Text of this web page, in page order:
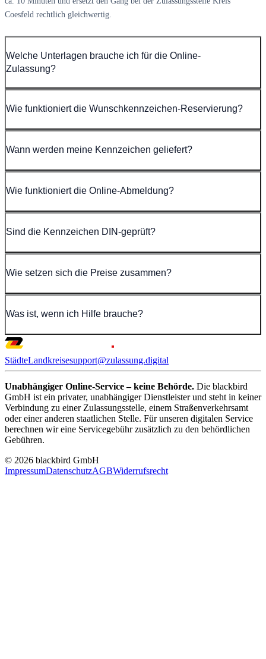
Coesfeld rechtlich gleichwertig.
Welche Unterlagen brauche ich für die Online-
Zulassung?
Wie funktioniert die Wunschkennzeichen-Reservierung?
Wann werden meine Kennzeichen geliefert?
Wie funktioniert die Online-Abmeldung?
Sind die Kennzeichen DIN-geprüft?
Wie setzen sich die Preise zusammen?
Was ist, wenn ich Hilfe brauche?
StädteLandkreisesupport@zulassung.digital
Unabhängiger Online-Service – keine Behörde. Die blackbird
GmbH ist ein privater, unabhängiger Dienstleister und steht in keiner
Verbindung zu einer Zulassungsstelle, einem Straßenverkehrsamt
oder einer anderen staatlichen Stelle. Für unseren digitalen Service
berechnen wir eine Servicegebühr zusätzlich zu den behördlichen
Gebühren.
© 2026 blackbird GmbH
ImpressumDatenschutzAGBWiderrufsrecht